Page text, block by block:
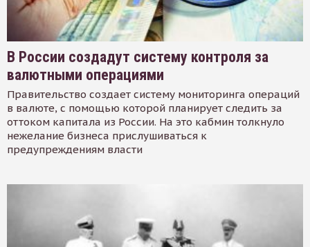
В России создадут систему контроля за
валютными операциями
Правительство создает систему мониторинга операций
в валюте, с помощью которой планирует следить за
оттоком капитала из России. На это кабмин толкнуло
нежелание бизнеса прислушиваться к
предупреждениям власти